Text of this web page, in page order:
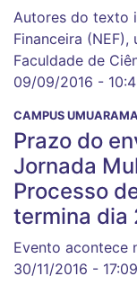
Autores do texto
Financeira
Faculdade de
09/09/2016 -
CAMPUS UMUARAMA
Prazo do
Jornada
Processo
termina dia
Evento acontece
30/11/2016 - 17:09